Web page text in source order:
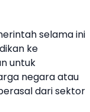
selama ini
ke
untuk
negara atau
dari sektor